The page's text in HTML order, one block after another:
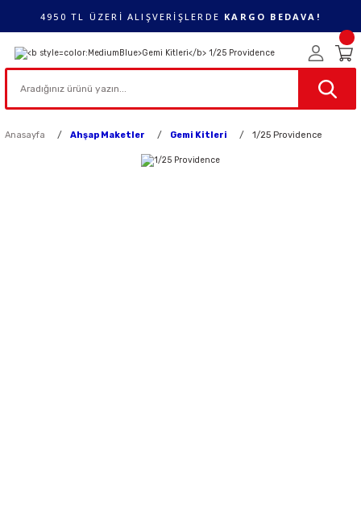
4950 TL ÜZERİ ALIŞVERİŞLERDE KARGO BEDAVA!
Anasayfa Ahşap Maketler Gemi Kitleri 1/25 Providence